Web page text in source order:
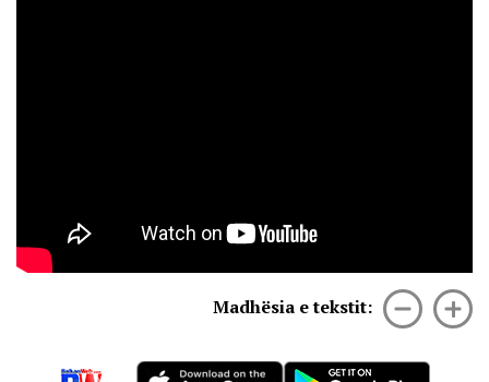
Madhësia e tekstit: